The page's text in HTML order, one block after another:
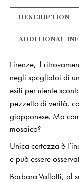
DESCRIPTION
ADDITIONAL
Firenze, il
negli spogliatoi di
esiti per niente
pezzetto di verità,
giapponese. Ma
mosaico?
Unica certezza è
e può essere
Barbara Vallotti, al